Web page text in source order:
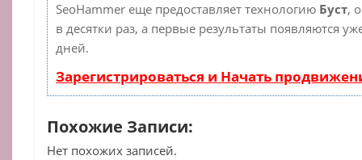
SeoHammer еще предоставляет технологию Буст,
в десятки раз, а первые результаты появляются
дней.
Зарегистрироваться и Начать
Похожие Записи:
Нет похожих записей.